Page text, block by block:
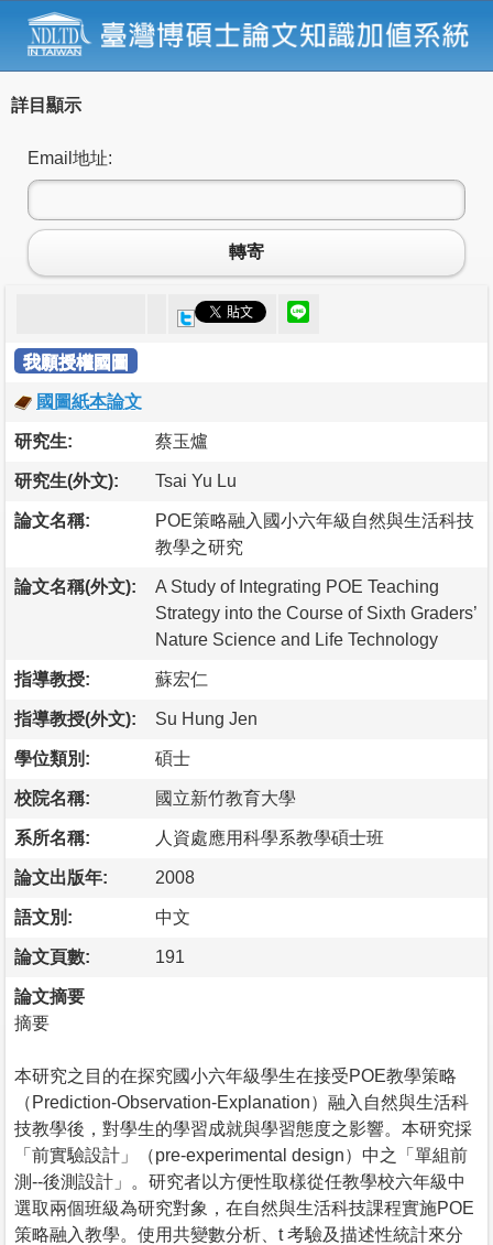
詳目顯示
Email地址:
轉寄
我願授權國圖
國圖紙本論文
研究生: 蔡玉爐
研究生(外文): Tsai Yu Lu
論文名稱:
POE策略融入國小六年級自然與生活科技
教學之研究
論文名稱(外文):
A Study of Integrating POE Teaching
Strategy into the Course of Sixth Graders’
Nature Science and Life Technology
指導教授: 蘇宏仁
指導教授(外文): Su Hung Jen
學位類別: 碩士
校院名稱: 國立新竹教育大學
系所名稱: 人資處應用科學系教學碩士班
論文出版年: 2008
語文別: 中文
論文頁數: 191
論文摘要
摘要
本研究之目的在探究國小六年級學生在接受POE教學策略
（Prediction-Observation-Explanation）融入自然與生活科
技教學後，對學生的學習成就與學習態度之影響。本研究採
「前實驗設計」（pre-experimental design）中之「單組前
測--後測設計」。研究者以方便性取樣從任教學校六年級中
選取兩個班級為研究對象，在自然與生活科技課程實施POE
策略融入教學。使用共變數分析、t 考驗及描述性統計來分